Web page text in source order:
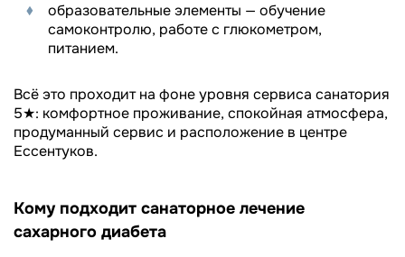
образовательные элементы — обучение
самоконтролю, работе с глюкометром,
питанием.
Всё это проходит на фоне уровня сервиса санатория
5★: комфортное проживание, спокойная атмосфера,
продуманный сервис и расположение в центре
Ессентуков.
Кому подходит санаторное лечение
сахарного диабета